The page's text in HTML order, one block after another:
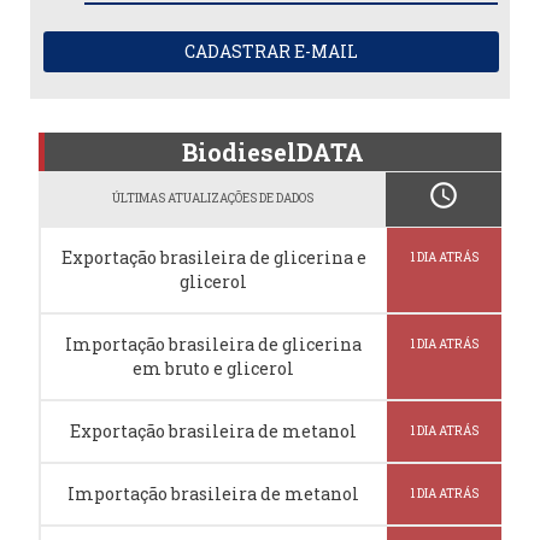
CADASTRAR E-MAIL
BiodieselDATA
ÚLTIMAS ATUALIZAÇÕES DE DADOS schedule
Exportação brasileira de glicerina e
glicerol
1 DIA ATRÁS
Importação brasileira de glicerina
em bruto e glicerol
1 DIA ATRÁS
Exportação brasileira de metanol 1 DIA ATRÁS
Importação brasileira de metanol 1 DIA ATRÁS